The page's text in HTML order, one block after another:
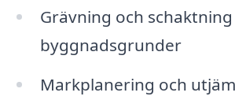
Grävning och
byggnadsgrunder
Markplanering och